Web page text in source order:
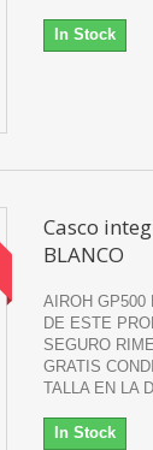
In Stock
Casco
BLANCO
AIROH GP500
DE ESTE
SEGURO
GRATIS
TALLA EN LA
In Stock